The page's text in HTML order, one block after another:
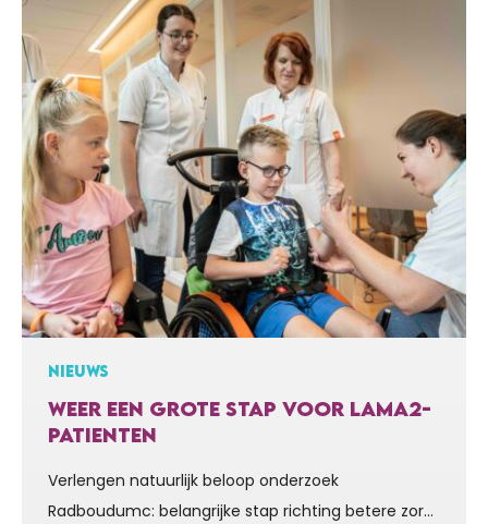
november onder in het spel Dungeons & Dragons.…
NIEUWS
WEER EEN GROTE STAP VOOR LAMA2-
PATIENTEN
Verlengen natuurlijk beloop onderzoek
Radboudumc: belangrijke stap richting betere zorg